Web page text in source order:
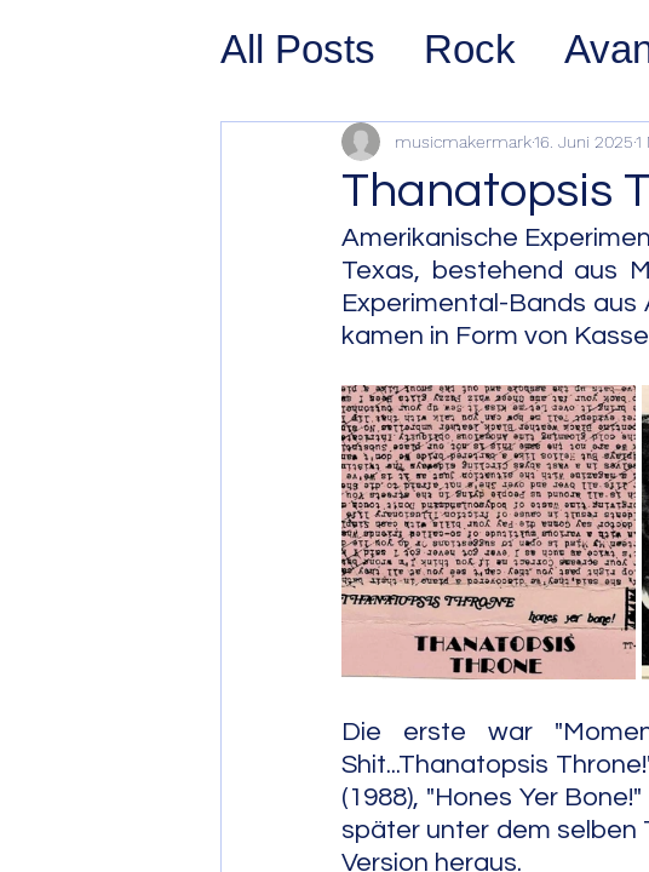
All Posts Rock
Prog Rock Post
Psychedelic/Space
Hard Rock Garage
Avant Pop Synth
Westcoast Jazz
Post Bop Free Jazz
Soul Jazz
Thanatopsis
musicmakermark16. Juni 20251
Amerikanische
Texas, bestehend aus
Experimental-Bands aus
kamen in Form von
Die erste war
Shit...Thanatopsis
(1988), "Hones Yer
später unter dem selben
Version heraus.